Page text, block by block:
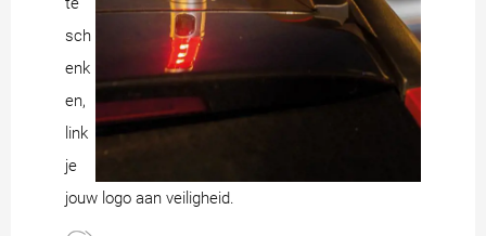
sch
enk
en,
link
je
jouw logo aan veiligheid.